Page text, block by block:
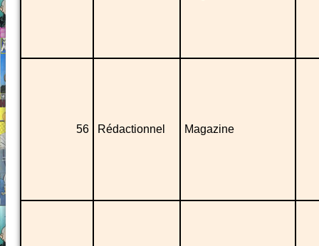
56 Rédactionnel Magazine